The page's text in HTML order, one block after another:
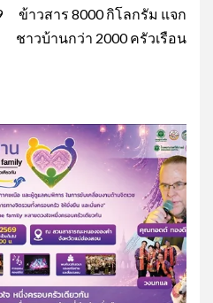
ข้าวสาร 8000 กิโลกรัม แจก
ชาวบ้านกว่า 2000 ครัวเรือน